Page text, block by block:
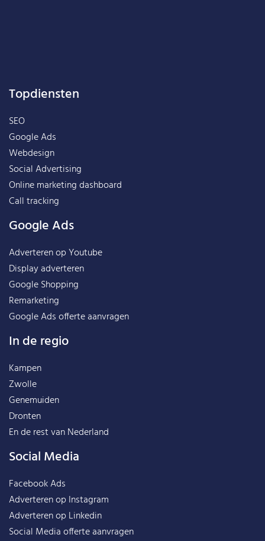
Topdiensten
SEO
Google Ads
Webdesign
Social Advertising
Online marketing dashboard
Call tracking
Google Ads
Adverteren op Youtube
Display adverteren
Google Shopping
Remarketing
Google Ads offerte aanvragen
In de regio
Kampen
Zwolle
Genemuiden
Dronten
En de rest vanNederland
Social Media
Facebook Ads
Adverteren op Instagram
Adverteren op Linkedin
Social Media offerte aanvragen